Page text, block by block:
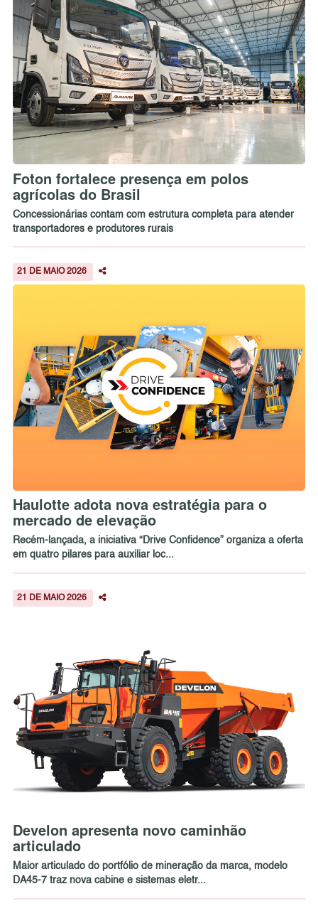
Foton fortalece presença em polos
agrícolas do Brasil
Concessionárias contam com estrutura completa para atender
transportadores e produtores rurais
21 DE MAIO 2026
Haulotte adota nova estratégia para o
mercado de elevação
Recém-lançada, a iniciativa “Drive Confidence” organiza a oferta
em quatro pilares para auxiliar loc...
21 DE MAIO 2026
Develon apresenta novo caminhão
articulado
Maior articulado do portfólio de mineração da marca, modelo
DA45-7 traz nova cabine e sistemas eletr...